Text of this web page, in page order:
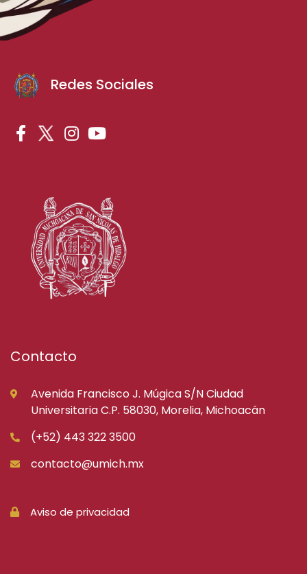
Redes Sociales
Contacto
Avenida Francisco J. Múgica S/N Ciudad
Universitaria C.P. 58030, Morelia, Michoacán
(+52) 443 322 3500
contacto@umich.mx
Aviso de privacidad